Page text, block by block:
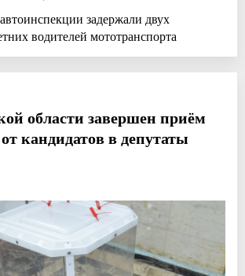
задержали двух
водителей мототранспорта
области завершен приём
кандидатов в депутаты